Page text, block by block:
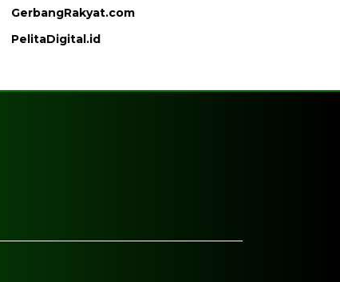
GerbangRakyat.com
PelitaDigital.id